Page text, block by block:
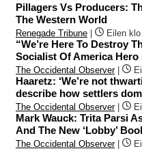
Pillagers Vs Producers:
The Western World
Renegade Tribune Eilen klo
“We’re Here To Destroy
Socialist Of America Hero
The Occidental Observer|
Haaretz: ‘We’re not
describe how settlers
The Occidental Observer|
Mark Wauck: Trita Parsi
And The New ‘Lobby’
The Occidental Observer|